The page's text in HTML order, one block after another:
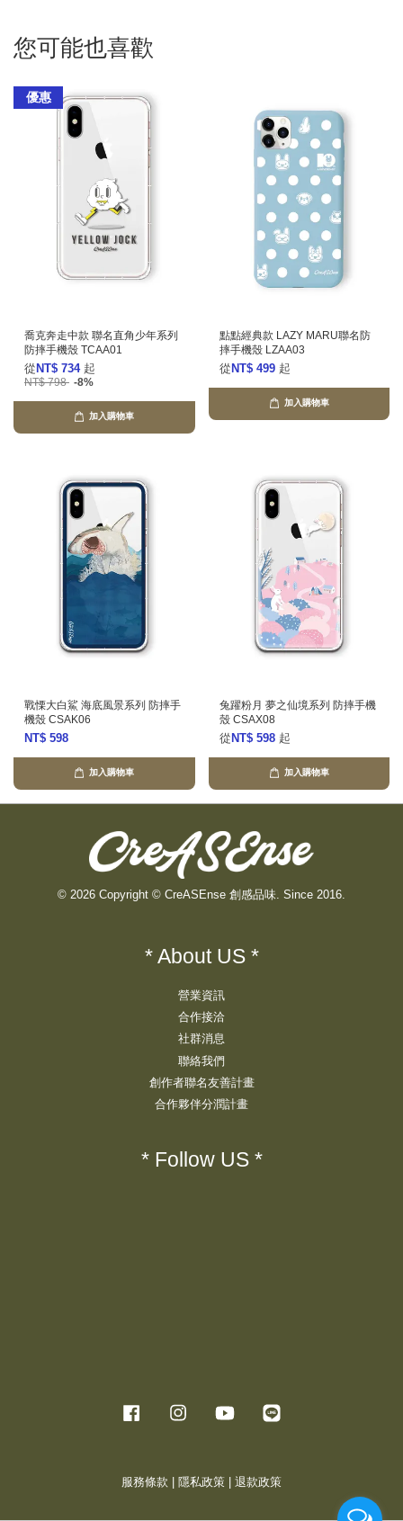
您可能也喜歡
優惠
喬克奔走中款 聯名直角少年系列
防摔手機殼 TCAA01
從 NT$ 734 起
NT$ 798 -8%
加入購物車
點點經典款 LAZY MARU聯名防
摔手機殼 LZAA03
從 NT$ 499 起
加入購物車
戰慄大白鯊 海底風景系列 防摔手
機殼 CSAK06
NT$ 598
加入購物車
兔躍粉月 夢之仙境系列 防摔手機
殼 CSAX08
從 NT$ 598 起
加入購物車
© 2026 Copyright © CreASEnse 創感品味. Since 2016.
* About US *
營業資訊
合作接洽
社群消息
聯絡我們
創作者聯名友善計畫
合作夥伴分潤計畫
* Follow US *
Facebook Instagram YouTube
服務條款 隱私政策 退款政策